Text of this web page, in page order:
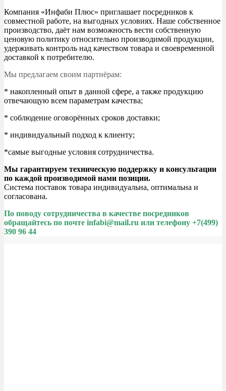
Компания «Инфаби Плюс» приглашает посредников к
совместной работе, на выгодных условиях. Наше собственное
производство, даёт нам возможность вести собственную
ценовую политику относительно производимой продукции,
удерживать контроль над качеством товара и своевременной
доставкой к потребителю.
Мы предлагаем своим партнёрам:
* накопленный опыт в данной сфере, а также продукцию
отвечающую всем параметрам качества;
* соблюдение оговорённых сроков доставки;
* индивидуальный подход к клиенту;
*самые выгодные условия сотрудничества.
Мы гарантируем техническую поддержку и консультации
по каждой производимой нами позиции.
Система поставок товара индивидуальна, оптимальна и
согласована.
По поводу сотрудничества в качестве посредников
обращайтесь по почте infabi@mail.ru или телефону +7(499)
390 96 44